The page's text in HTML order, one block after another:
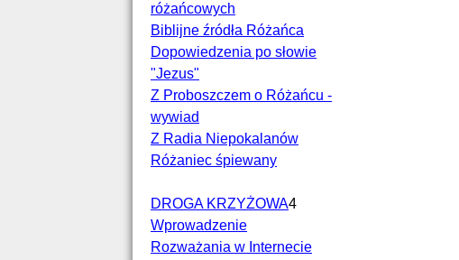
różańcowych
Biblijne źródła Różańca
Dopowiedzenia po słowie
"Jezus"
Z Proboszczem o Różańcu -
wywiad
Z Radia Niepokalanów
Różaniec śpiewany
DROGA KRZYŻOWA4
Wprowadzenie
Rozważania w Internecie